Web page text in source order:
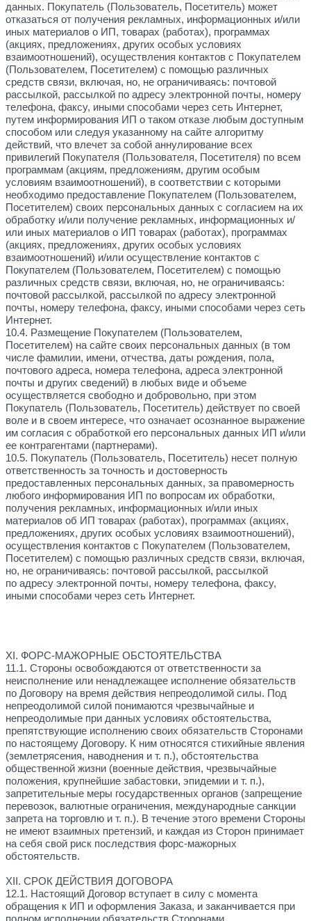
данных. Покупатель (Пользователь, Посетитель) может
отказаться от получения рекламных, информационных и/или
иных материалов о ИП, товарах (работах), программах
(акциях, предложениях, других особых условиях
взаимоотношений), осуществления контактов с Покупателем
(Пользователем, Посетителем) с помощью различных
средств связи, включая, но, не ограничиваясь: почтовой
рассылкой, рассылкой по адресу электронной почты, номеру
телефона, факсу, иными способами через сеть Интернет,
путем информирования ИП о таком отказе любым доступным
способом или следуя указанному на сайте алгоритму
действий, что влечет за собой аннулирование всех
привилегий Покупателя (Пользователя, Посетителя) по всем
программам (акциям, предложениям, другим особым
условиям взаимоотношений), в соответствии с которыми
необходимо предоставление Покупателем (Пользователем,
Посетителем) своих персональных данных с согласием на их
обработку и/или получение рекламных, информационных и/
или иных материалов о ИП товарах (работах), программах
(акциях, предложениях, других особых условиях
взаимоотношений) и/или осуществление контактов с
Покупателем (Пользователем, Посетителем) с помощью
различных средств связи, включая, но, не ограничиваясь:
почтовой рассылкой, рассылкой по адресу электронной
почты, номеру телефона, факсу, иными способами через сеть
Интернет.
10.4. Размещение Покупателем (Пользователем,
Посетителем) на сайте своих персональных данных (в том
числе фамилии, имени, отчества, даты рождения, пола,
почтового адреса, номера телефона, адреса электронной
почты и других сведений) в любых виде и объеме
осуществляется свободно и добровольно, при этом
Покупатель (Пользователь, Посетитель) действует по своей
воле и в своем интересе, что означает осознанное выражение
им согласия с обработкой его персональных данных ИП и/или
ее контрагентами (партнерами).
10.5. Покупатель (Пользователь, Посетитель) несет полную
ответственность за точность и достоверность
предоставленных персональных данных, за правомерность
любого информирования ИП по вопросам их обработки,
получения рекламных, информационных и/или иных
материалов об ИП товарах (работах), программах (акциях,
предложениях, других особых условиях взаимоотношений),
осуществления контактов с Покупателем (Пользователем,
Посетителем) с помощью различных средств связи, включая,
но, не ограничиваясь: почтовой рассылкой, рассылкой
по адресу электронной почты, номеру телефона, факсу,
иными способами через сеть Интернет.
XI. ФОРС-МАЖОРНЫЕ ОБСТОЯТЕЛЬСТВА
11.1. Стороны освобождаются от ответственности за
неисполнение или ненадлежащее исполнение обязательств
по Договору на время действия непреодолимой силы. Под
непреодолимой силой понимаются чрезвычайные и
непреодолимые при данных условиях обстоятельства,
препятствующие исполнению своих обязательств Сторонами
по настоящему Договору. К ним относятся стихийные явления
(землетрясения, наводнения и т. п.), обстоятельства
общественной жизни (военные действия, чрезвычайные
положения, крупнейшие забастовки, эпидемии и т. п.),
запретительные меры государственных органов (запрещение
перевозок, валютные ограничения, международные санкции
запрета на торговлю и т. п.). В течение этого времени Стороны
не имеют взаимных претензий, и каждая из Сторон принимает
на себя свой риск последствия форс-мажорных
обстоятельств.
XII. СРОК ДЕЙСТВИЯ ДОГОВОРА
12.1. Настоящий Договор вступает в силу с момента
обращения к ИП и оформления Заказа, и заканчивается при